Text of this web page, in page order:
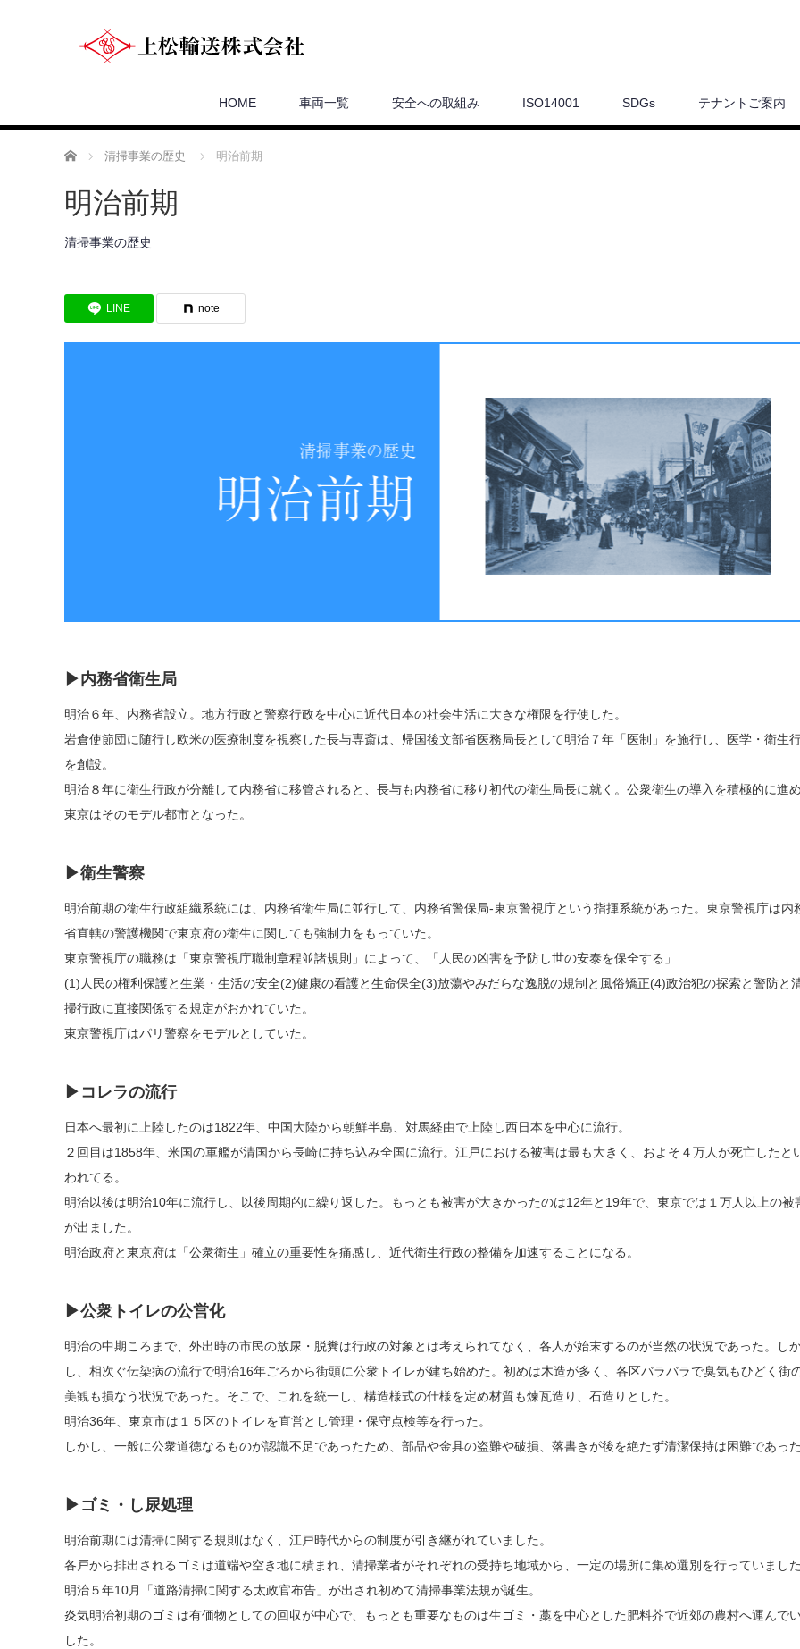
HOME 車両一覧 安全への取組み ISO14001 SDGs テナントご案内
ホーム 清掃事業の歴史 明治前期
明治前期
清掃事業の歴史
LINE note
▶内務省衛生局
明治６年、内務省設立。地方行政と警察行政を中心に近代日本の社会生活に大きな権限を行使した。
岩倉使節団に随行し欧米の医療制度を視察した長与専斎は、帰国後文部省医務局長として明治７年「医制」を施行し、医学・衛生
を創設。
明治８年に衛生行政が分離して内務省に移管されると、長与も内務省に移り初代の衛生局長に就く。公衆衛生の導入を積極的に進め
東京はそのモデル都市となった。
▶衛生警察
明治前期の衛生行政組織系統には、内務省衛生局に並行して、内務省警保局-東京警視庁という指揮系統があった。東京警視庁は内
省直轄の警護機関で東京府の衛生に関しても強制力をもっていた。
東京警視庁の職務は「東京警視庁職制章程並諸規則」によって、「人民の凶害を予防し世の安泰を保全する」
(1)人民の権利保護と生業・生活の安全(2)健康の看護と生命保全(3)放蕩やみだらな逸脱の規制と風俗矯正(4)政治犯の探索と警防と
掃行政に直接関係する規定がおかれていた。
東京警視庁はパリ警察をモデルとしていた。
▶コレラの流行
日本へ最初に上陸したのは1822年、中国大陸から朝鮮半島、対馬経由で上陸し西日本を中心に流行。
２回目は1858年、米国の軍艦が清国から長崎に持ち込み全国に流行。江戸における被害は最も大きく、およそ４万人が死亡したと
われてる。
明治以後は明治10年に流行し、以後周期的に繰り返した。もっとも被害が大きかったのは12年と19年で、東京では１万人以上の被
が出ました。
明治政府と東京府は「公衆衛生」確立の重要性を痛感し、近代衛生行政の整備を加速することになる。
▶公衆トイレの公営化
明治の中期ころまで、外出時の市民の放尿・脱糞は行政の対象とは考えられてなく、各人が始末するのが当然の状況であった。し
し、相次ぐ伝染病の流行で明治16年ごろから街頭に公衆トイレが建ち始めた。初めは木造が多く、各区バラバラで臭気もひどく街
美観も損なう状況であった。そこで、これを統一し、構造様式の仕様を定め材質も煉瓦造り、石造りとした。
明治36年、東京市は１５区のトイレを直営とし管理・保守点検等を行った。
しかし、一般に公衆道徳なるものが認識不足であったため、部品や金具の盗難や破損、落書きが後を絶たず清潔保持は困難であった
▶ゴミ・し尿処理
明治前期には清掃に関する規則はなく、江戸時代からの制度が引き継がれていました。
各戸から排出されるゴミは道端や空き地に積まれ、清掃業者がそれぞれの受持ち地域から、一定の場所に集め選別を行っていました
明治５年10月「道路清掃に関する太政官布告」が出され初めて清掃事業法規が誕生。
炎気明治初期のゴミは有価物としての回収が中心で、もっとも重要なものは生ゴミ・藁を中心とした肥料芥で近郊の農村へ運んで
した。